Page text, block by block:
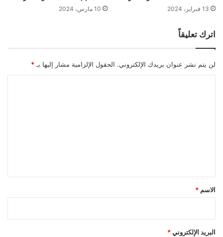
13 فبراير، 2024 10 مارس، 2024
اترك تعليقاً
لن يتم نشر عنوان بريدك الإلكتروني. الحقول الإلزامية مشار إليها بـ *
*
الاسم *
البريد الإلكتروني *